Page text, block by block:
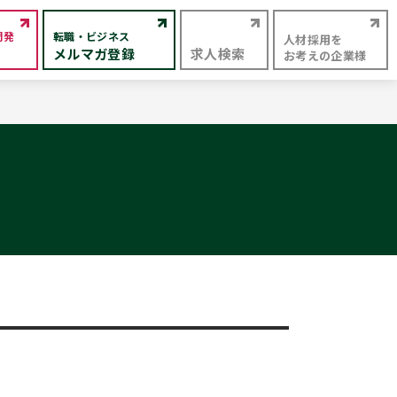
発 転職・ビジネス
メルマガ登録 求人検索
人材採用を
お考えの企業様